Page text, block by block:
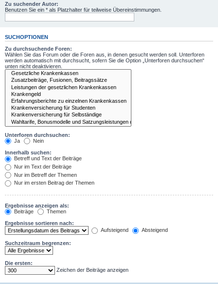
Zu suchender Autor:
Benutzen Sie ein * als Platzhalter für teilweise Übereinstimmungen.
SUCHOPTIONEN
Zu durchsuchende Foren:
Wählen Sie das Forum oder die Foren aus, in denen gesucht werden soll. Unterforen
werden automatisch mit durchsucht, sofern Sie die Option „Unterforen durchsuchen“
unten nicht deaktivieren.
Unterforen durchsuchen:
Ja
Nein
Innerhalb suchen:
Betreff und Text der Beiträge
Nur im Text der Beiträge
Nur im Betreff der Themen
Nur im ersten Beitrag der Themen
Ergebnisse anzeigen als:
Beiträge
Themen
Ergebnisse sortieren nach:
Aufsteigend
Absteigend
Suchzeitraum begrenzen:
Die ersten:
Zeichen der Beiträge anzeigen